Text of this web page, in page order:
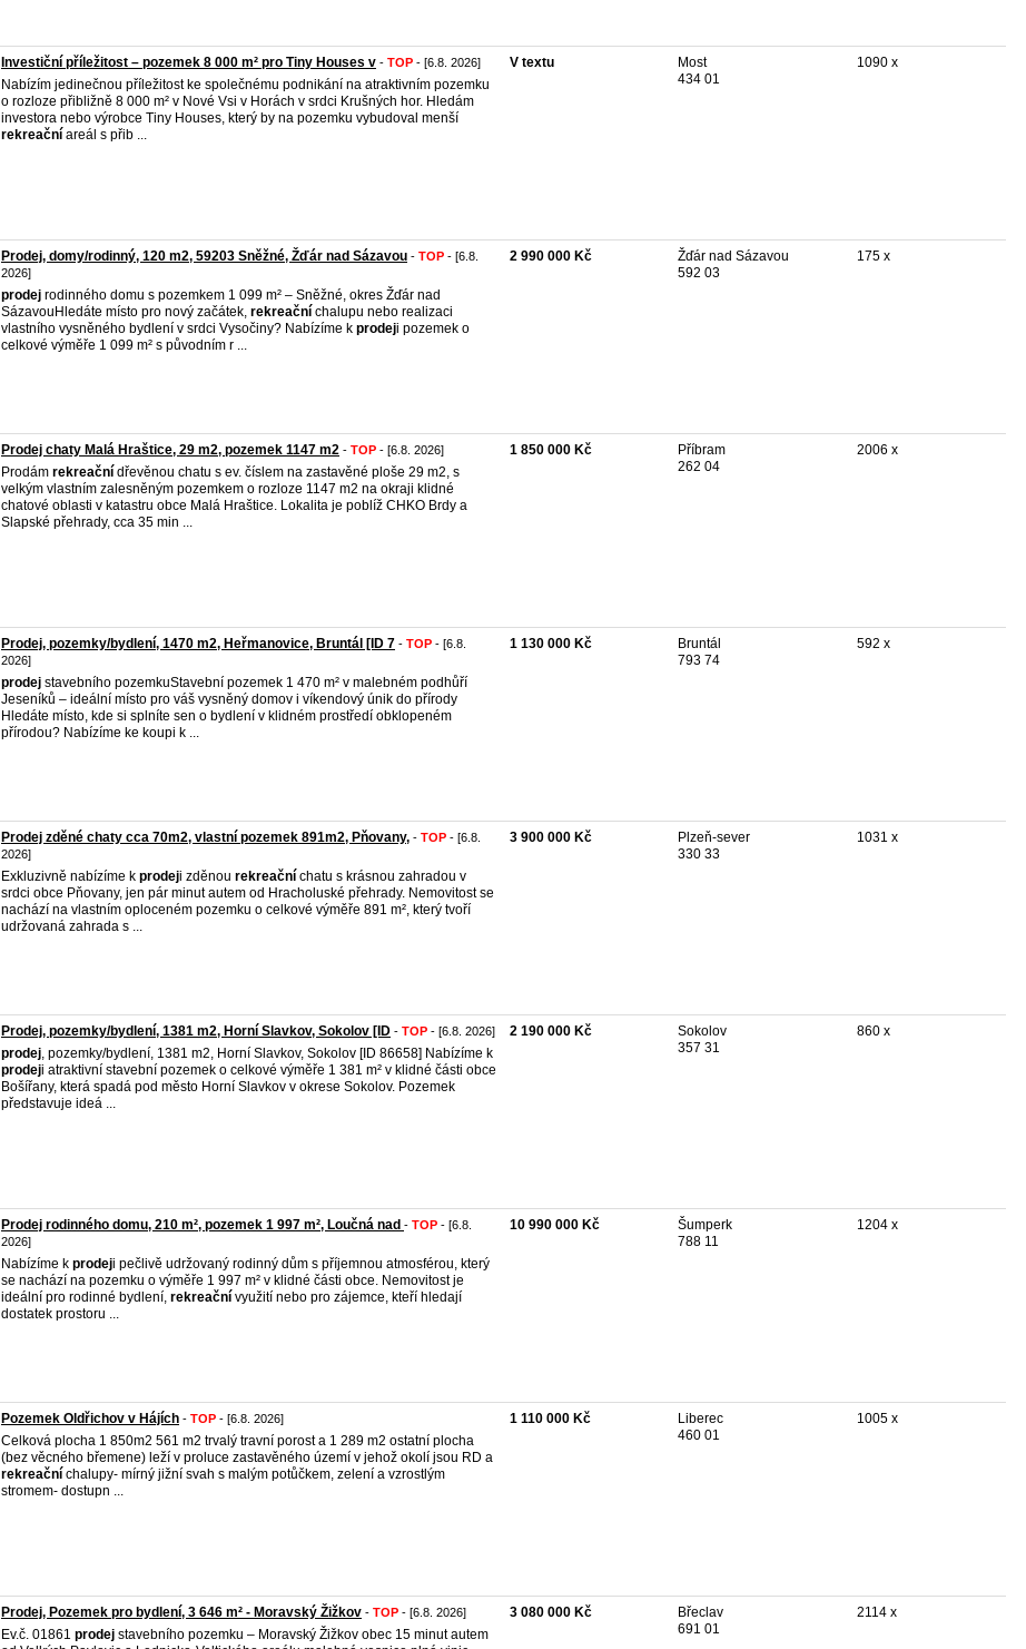
Investiční příležitost – pozemek 8 000 m² pro Tiny Houses v - TOP - [6.8. 2026]
Nabízím jedinečnou příležitost ke společnému podnikání na atraktivním pozemku
o rozloze přibližně 8 000 m² v Nové Vsi v Horách v srdci Krušných hor. Hledám
investora nebo výrobce Tiny Houses, který by na pozemku vybudoval menší
rekreační areál s přib ...
V textu
Most
434 01
1090 x
Prodej, domy/rodinný, 120 m2, 59203 Sněžné, Žďár nad Sázavou - TOP - [6.8.
2026]
prodej rodinného domu s pozemkem 1 099 m² – Sněžné, okres Žďár nad
SázavouHledáte místo pro nový začátek, rekreační chalupu nebo realizaci
vlastního vysněného bydlení v srdci Vysočiny? Nabízíme k prodeji pozemek o
celkové výměře 1 099 m² s původním r ...
2 990 000 Kč
Žďár nad Sázavou
592 03
175 x
Prodej chaty Malá Hraštice, 29 m2, pozemek 1147 m2 - TOP - [6.8. 2026]
Prodám rekreační dřevěnou chatu s ev. číslem na zastavěné ploše 29 m2, s
velkým vlastním zalesněným pozemkem o rozloze 1147 m2 na okraji klidné
chatové oblasti v katastru obce Malá Hraštice. Lokalita je poblíž CHKO Brdy a
Slapské přehrady, cca 35 min ...
1 850 000 Kč
Příbram
262 04
2006 x
Prodej, pozemky/bydlení, 1470 m2, Heřmanovice, Bruntál [ID 7 - TOP - [6.8.
2026]
prodej stavebního pozemkuStavební pozemek 1 470 m² v malebném podhůří
Jeseníků – ideální místo pro váš vysněný domov i víkendový únik do přírody
Hledáte místo, kde si splníte sen o bydlení v klidném prostředí obklopeném
přírodou? Nabízíme ke koupi k ...
1 130 000 Kč
Bruntál
793 74
592 x
Prodej zděné chaty cca 70m2, vlastní pozemek 891m2, Pňovany, - TOP - [6.8.
2026]
Exkluzivně nabízíme k prodeji zděnou rekreační chatu s krásnou zahradou v
srdci obce Pňovany, jen pár minut autem od Hracholuské přehrady. Nemovitost se
nachází na vlastním oploceném pozemku o celkové výměře 891 m², který tvoří
udržovaná zahrada s ...
3 900 000 Kč
Plzeň-sever
330 33
1031 x
Prodej, pozemky/bydlení, 1381 m2, Horní Slavkov, Sokolov [ID - TOP - [6.8. 2026]
prodej, pozemky/bydlení, 1381 m2, Horní Slavkov, Sokolov [ID 86658] Nabízíme k
prodeji atraktivní stavební pozemek o celkové výměře 1 381 m² v klidné části obce
Bošířany, která spadá pod město Horní Slavkov v okrese Sokolov. Pozemek
představuje ideá ...
2 190 000 Kč
Sokolov
357 31
860 x
Prodej rodinného domu, 210 m², pozemek 1 997 m², Loučná nad - TOP - [6.8.
2026]
Nabízíme k prodeji pečlivě udržovaný rodinný dům s příjemnou atmosférou, který
se nachází na pozemku o výměře 1 997 m² v klidné části obce. Nemovitost je
ideální pro rodinné bydlení, rekreační využití nebo pro zájemce, kteří hledají
dostatek prostoru ...
10 990 000 Kč
Šumperk
788 11
1204 x
Pozemek Oldřichov v Hájích - TOP - [6.8. 2026]
Celková plocha 1 850m2 561 m2 trvalý travní porost a 1 289 m2 ostatní plocha
(bez věcného břemene) leží v proluce zastavěného území v jehož okolí jsou RD a
rekreační chalupy- mírný jižní svah s malým potůčkem, zelení a vzrostlým
stromem- dostupn ...
1 110 000 Kč
Liberec
460 01
1005 x
Prodej, Pozemek pro bydlení, 3 646 m² - Moravský Žižkov - TOP - [6.8. 2026]
Ev.č. 01861 prodej stavebního pozemku – Moravský Žižkov obec 15 minut autem
3 080 000 Kč
Břeclav
691 01
2114 x